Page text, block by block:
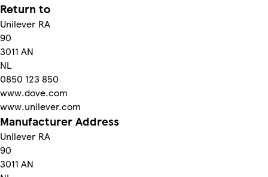
Return to
Unilever RA
90
3011 AN
NL
0850 123 850
www.dove.com
www.unilever.com
Manufacturer Address
Unilever RA
90
3011 AN